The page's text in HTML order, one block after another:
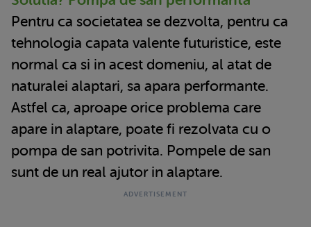
Pentru ca societatea se dezvolta, pentru ca
tehnologia capata valente futuristice, este
normal ca si in acest domeniu, al atat de
naturalei alaptari, sa apara performante.
Astfel ca, aproape orice problema care
apare in alaptare, poate fi rezolvata cu o
pompa de san potrivita. Pompele de san
sunt de un real ajutor in alaptare.